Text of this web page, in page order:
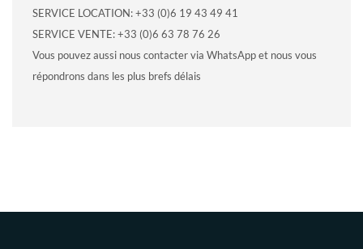
SERVICE LOCATION: +33 (0)6 19 43 49 41
SERVICE VENTE: +33 (0)6 63 78 76 26
Vous pouvez aussi nous contacter via WhatsApp et nous vous
répondrons dans les plus brefs délais